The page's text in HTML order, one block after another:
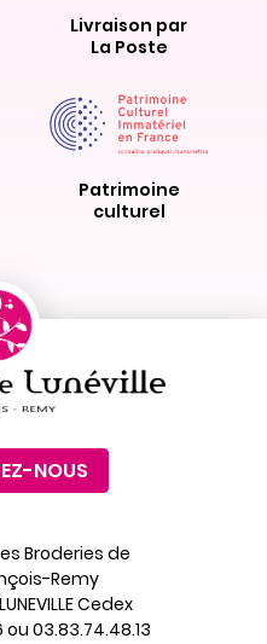
Livraison par
La Poste
Patrimoine
culturel
NOUS
Broderies de
Remy
Cedex
03.83.74.48.13